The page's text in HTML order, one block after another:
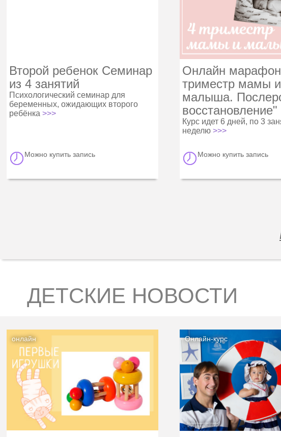
Второй ребенок Семинар
из 4 занятий
Психологический семинар для
беременных, ожидающих второго
ребёнка >>>
Можно купить запись
Онлайн
триместр мамы и
малыша.
восстановление"
Курс идет 6 дней, по 3
неделю >>>
Можно купить запись
ДЕТСКИЕ НОВОСТИ
онлайн Онлайн-курс